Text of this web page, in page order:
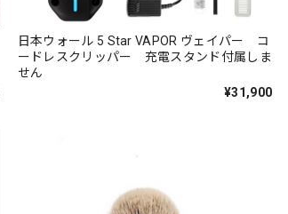
日本ウォール 5 Star VAPOR ヴェイパー コ
ードレスクリッパー 充電スタンド付属しま
せん
¥31,900